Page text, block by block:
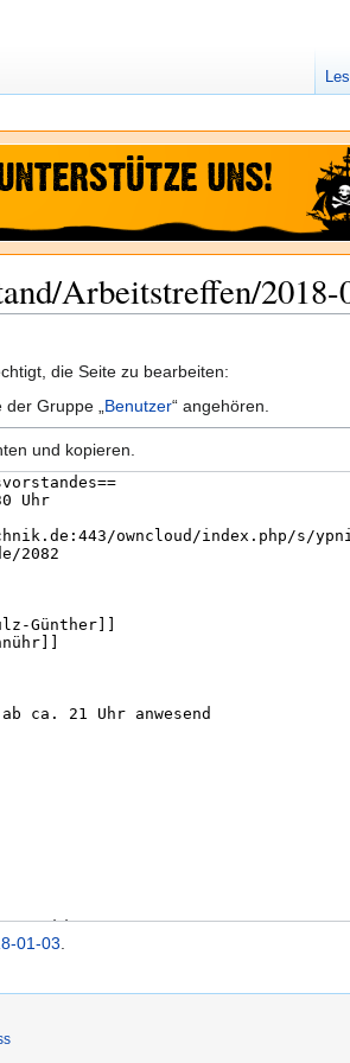
Arbeitstreffen/2018-
die Seite zu bearbeiten:
Gruppe „ Benutzer“ angehören.
und kopieren.
01-03